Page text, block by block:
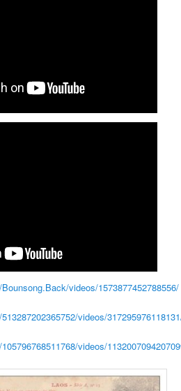
videos/1573877452788556/
videos/
videos/